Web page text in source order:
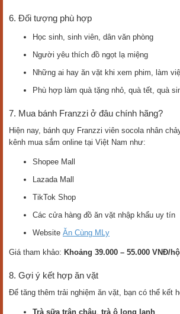
6. Đối tượng phù hợp
Học sinh, sinh viên, dân văn phòng
Người yêu thích đồ ngọt lạ miệng
Những ai hay ăn vặt khi xem phim, làm
Phù hợp làm quà tặng nhỏ, quà tết, quà
7. Mua bánh Franzzi ở đâu chính hãng?
Hiện nay, bánh quy Franzzi viên socola nhân
kênh mua sắm online tại Việt Nam như:
Shopee Mall
Lazada Mall
TikTok Shop
Các cửa hàng đồ ăn vặt nhập khẩu uy tín
Website Ăn Cùng MLy
Giá tham khảo: Khoảng 39.000 – 55.000 VNĐ/
8. Gợi ý kết hợp ăn vặt
Để tăng thêm trải nghiệm ăn vặt, bạn có thể kết
Trà sữa trân châu, trà ô long lạnh